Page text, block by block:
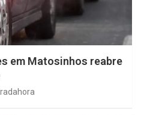
em Matosinhos reabre